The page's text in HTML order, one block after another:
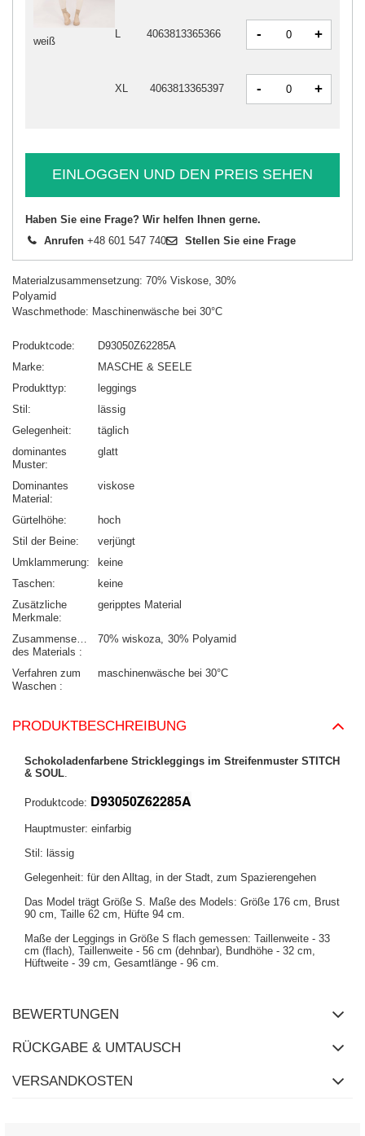
weiß
L 4063813365366 - +
XL 4063813365397 - +
EINLOGGEN UND DEN PREIS SEHEN
Haben Sie eine Frage? Wir helfen Ihnen gerne.
Anrufen +48 601 547 740 Stellen Sie eine Frage
Materialzusammensetzung: 70% Viskose, 30%
Polyamid
Waschmethode: Maschinenwäsche bei 30°C
Produktcode
D93050Z62285A
Marke
MASCHE & SEELE
Produkttyp
leggings
Stil
lässig
Gelegenheit
täglich
dominantes
Muster
glatt
Dominantes
Material
viskose
Gürtelhöhe
hoch
Stil der Beine
verjüngt
Umklammerung
keine
Taschen
keine
Zusätzliche
Merkmale
geripptes Material
Zusammensetzung
des Materials
70% wiskoza 30% Polyamid
Verfahren zum
Waschen
maschinenwäsche bei 30°C
PRODUKTBESCHREIBUNG
Schokoladenfarbene Strickleggings im Streifenmuster STITCH
& SOUL
Produktcode: D93050Z62285A
Hauptmuster: einfarbig
Stil: lässig
Gelegenheit: für den Alltag, in der Stadt, zum Spazierengehen
Das Model trägt Größe S. Maße des Models: Größe 176 cm, Brust
90 cm, Taille 62 cm, Hüfte 94 cm
Maße der Leggings in Größe S flach gemessen: Taillenweite - 33
cm (flach), Taillenweite - 56 cm (dehnbar), Bundhöhe - 32 cm,
Hüftweite - 39 cm, Gesamtlänge - 96 cm.
BEWERTUNGEN
RÜCKGABE & UMTAUSCH
VERSANDKOSTEN